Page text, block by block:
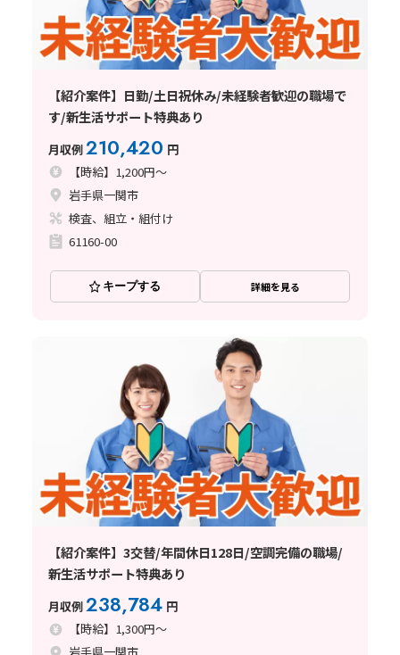
【紹介案件】日勤/土日祝休み/未経験者歓迎の職場で
す/新生活サポート特典あり
月収例210,420 円
【時給】1,200円～
岩手県一関市
検査、組立・組付け
61160-00
キープする 詳細を見る
【紹介案件】3交替/年間休日128日/空調完備の職場/
新生活サポート特典あり
月収例238,784 円
【時給】1,300円～